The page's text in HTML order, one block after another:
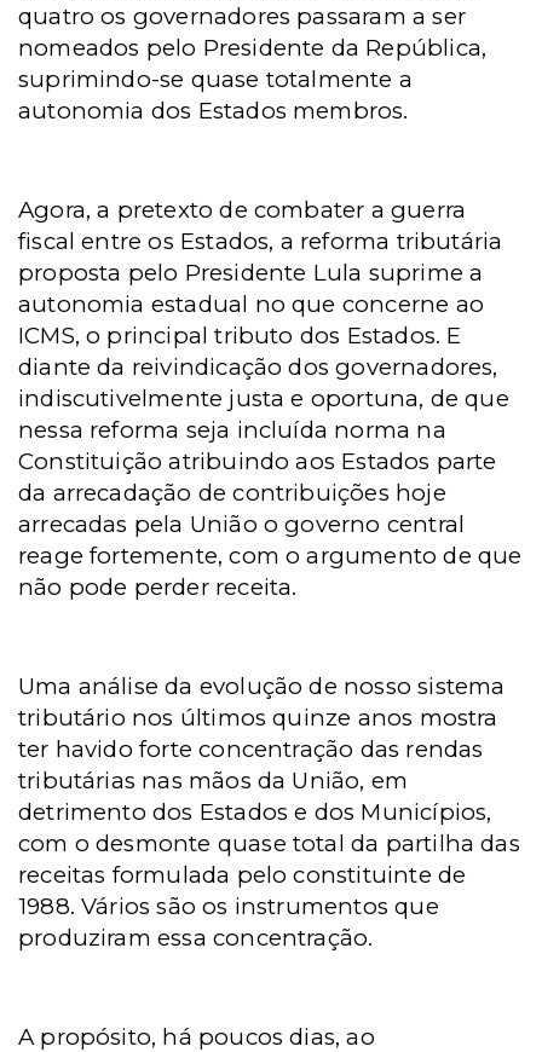
quatro os governadores passaram a ser
nomeados pelo Presidente da República,
suprimindo-se quase totalmente a
autonomia dos Estados membros.
Agora, a pretexto de combater a guerra
fiscal entre os Estados, a reforma tributária
proposta pelo Presidente Lula suprime a
autonomia estadual no que concerne ao
ICMS, o principal tributo dos Estados. E
diante da reivindicação dos governadores,
indiscutivelmente justa e oportuna, de que
nessa reforma seja incluída norma na
Constituição atribuindo aos Estados parte
da arrecadação de contribuições hoje
arrecadas pela União o governo central
reage fortemente, com o argumento de que
não pode perder receita.
Uma análise da evolução de nosso sistema
tributário nos últimos quinze anos mostra
ter havido forte concentração das rendas
tributárias nas mãos da União, em
detrimento dos Estados e dos Municípios,
com o desmonte quase total da partilha das
receitas formulada pelo constituinte de
1988. Vários são os instrumentos que
produziram essa concentração.
A propósito, há poucos dias, ao